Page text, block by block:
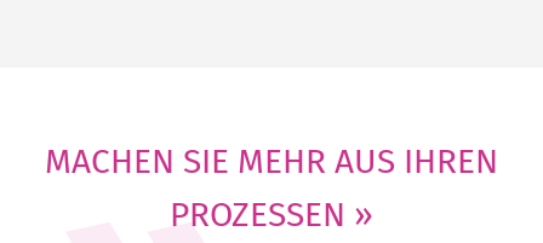
MACHEN SIE MEHR AUS IHREN
PROZESSEN »